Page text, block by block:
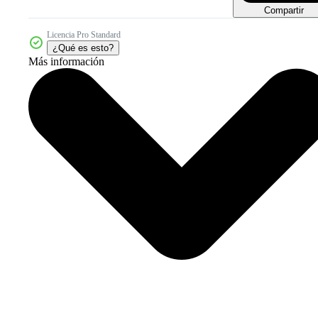
Compartir
Licencia Pro Standard
¿Qué es esto?
Más información